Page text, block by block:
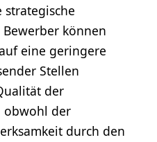
können
eine geringere
Stellen
der
obwohl der
durch den